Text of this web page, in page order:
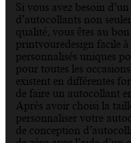
Si vous avez besoin
d’autocollants non
qualité, vous êtes au
printyouredesign facile
personnalisés uniques
pour toutes les
existent en différentes
de faire un autocollant
Après avoir choisi la
personnaliser votre
de conception